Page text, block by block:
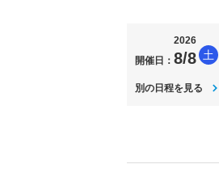
開催日：
2026
8/8 土
別の日程を見る